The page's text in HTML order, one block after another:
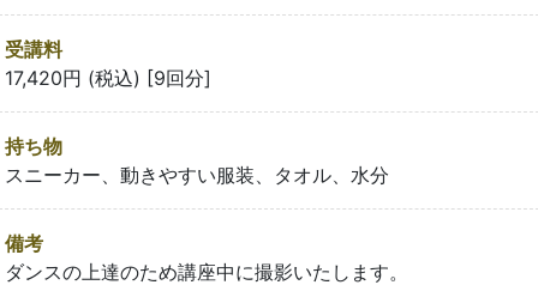
受講料
17,420円 (税込) [9回分]
持ち物
スニーカー、動きやすい服装、タオル、水分
備考
ダンスの上達のため講座中に撮影いたします。